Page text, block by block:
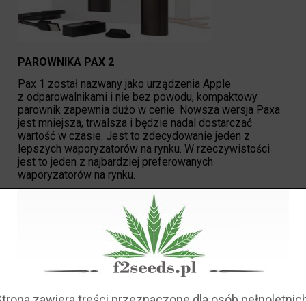
PAROWNIKA PAX 2
Pax 1 został nazwany jako urządzenia Apple
z odparowalnikami i nie bez powodu, kompaktowy
parownik zapewnia dużo w cenie. Nowsza wersja Paxa
jest mniejsza, trwalsza i będzie nadal dostarczać
wartość w czasie. Jest to zdecydowanie jeden z
lepszych waporyzatorów na rynku. W rzeczywistości
jest to jeden z najbardziej preferowanych
waporyzatorów na rynku.
Dzisiaj oprowadzimy Cię po tym, dlaczego ludzie
uwielbiają odparowalnik PAX 2.
Parownik PAX 2 SPECS
Parownik Pax 2 ma podobną dynamikę jak Pax 1, jednak